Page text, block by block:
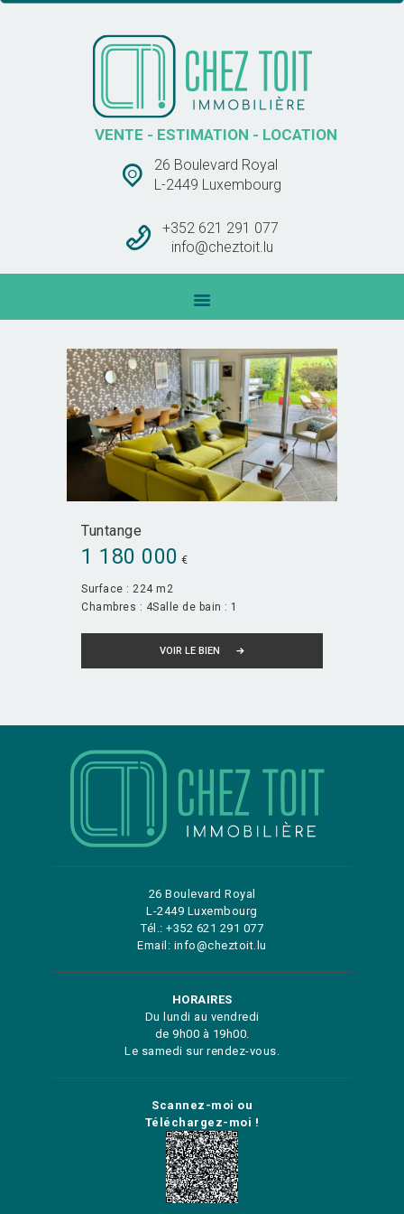
VENTE - ESTIMATION - LOCATION
26 Boulevard Royal
L-2449 Luxembourg
+352 621 291 077
info@cheztoit.lu
CHEZ TOIT IMMOBLIÈRE
VENTE – ESTIMATION – LOCATION
ACCUEIL
VENTES
LOCATIONS
COMMISSIONS
CONTACT
Tuntange
1 180 000 €
Surface : 224 m2
Chambres : 4Salle de bain : 1
VOIR LE BIEN
26 Boulevard Royal
L-2449 Luxembourg
Tél.: +352 621 291 077
Email: info@cheztoit.lu
HORAIRES
Du lundi au vendredi
de 9h00 à 19h00.
Le samedi sur rendez-vous.
Scannez-moi ou
Téléchargez-moi !